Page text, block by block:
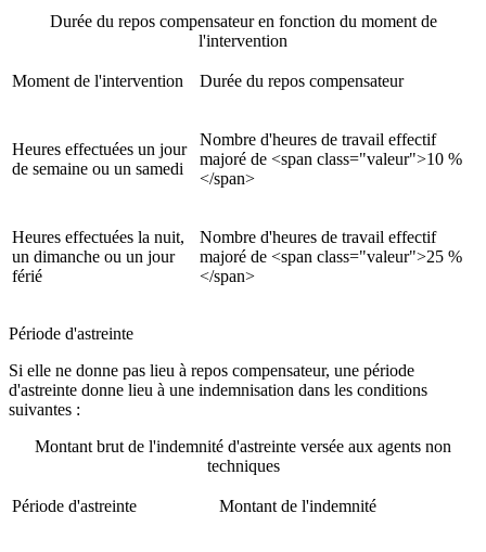
Durée du repos compensateur en fonction du moment de
l'intervention
Moment de l'intervention Durée du repos compensateur
Heures effectuées un jour
de semaine ou un samedi
Nombre d'heures de travail effectif
majoré de <span class="valeur">10 %
</span>
Heures effectuées la nuit,
un dimanche ou un jour
férié
Nombre d'heures de travail effectif
majoré de <span class="valeur">25 %
</span>
Période d'astreinte
Si elle ne donne pas lieu à repos compensateur, une période
d'astreinte donne lieu à une indemnisation dans les conditions
suivantes :
Montant brut de l'indemnité d'astreinte versée aux agents non
techniques
Période d'astreinte Montant de l'indemnité